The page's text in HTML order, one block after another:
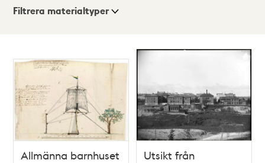
Visningsläge
Lista
Karta
Filtrera materialtyper
Allmänna barnhuset
Utsikt från